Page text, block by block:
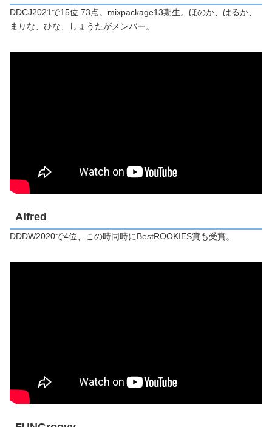
DDCJ2021で15位 73点。mixpackage13期生。ほのか、はるか、
まりな、ひな、しょうたがメンバー。
Alfred
DDDW2020で4位、この時同時にBestROOKIES賞も受賞。